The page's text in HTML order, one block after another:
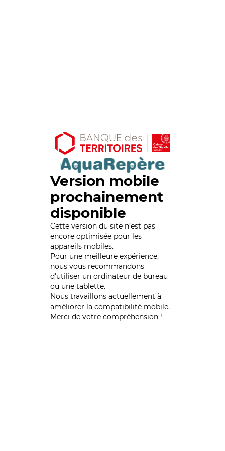
Version mobile
prochainement
disponible
Cette version du site n’est pas
encore optimisée pour les
appareils mobiles.
Pour une meilleure expérience,
nous vous recommandons
d'utiliser un ordinateur de bureau
ou une tablette.
Nous travaillons actuellement à
améliorer la compatibilité mobile.
Merci de votre compréhension !